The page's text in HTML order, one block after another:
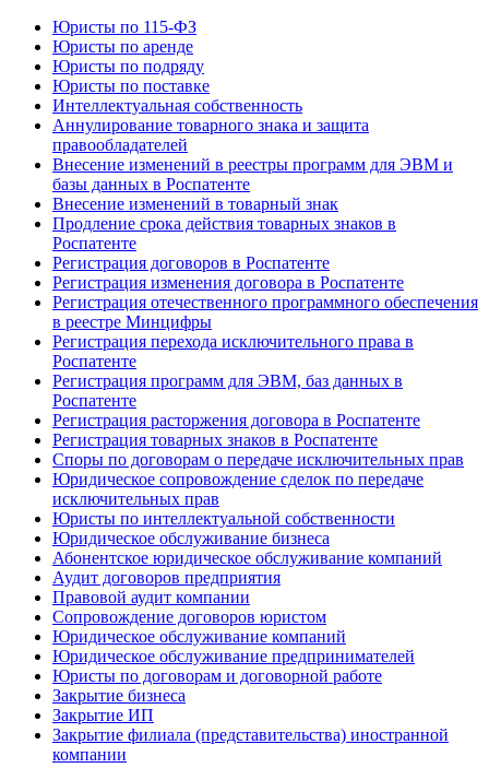
Юристы по 115-ФЗ
Юристы по аренде
Юристы по подряду
Юристы по поставке
Интеллектуальная собственность
Аннулирование товарного знака и защита
правообладателей
Внесение изменений в реестры программ для ЭВМ и
базы данных в Роспатенте
Внесение изменений в товарный знак
Продление срока действия товарных знаков в
Роспатенте
Регистрация договоров в Роспатенте
Регистрация изменения договора в Роспатенте
Регистрация отечественного программного обеспечения
в реестре Минцифры
Регистрация перехода исключительного права в
Роспатенте
Регистрация программ для ЭВМ, баз данных в
Роспатенте
Регистрация расторжения договора в Роспатенте
Регистрация товарных знаков в Роспатенте
Споры по договорам о передаче исключительных прав
Юридическое сопровождение сделок по передаче
исключительных прав
Юристы по интеллектуальной собственности
Юридическое обслуживание бизнеса
Абонентское юридическое обслуживание компаний
Аудит договоров предприятия
Правовой аудит компании
Сопровождение договоров юристом
Юридическое обслуживание компаний
Юридическое обслуживание предпринимателей
Юристы по договорам и договорной работе
Закрытие бизнеса
Закрытие ИП
Закрытие филиала (представительства) иностранной
компании